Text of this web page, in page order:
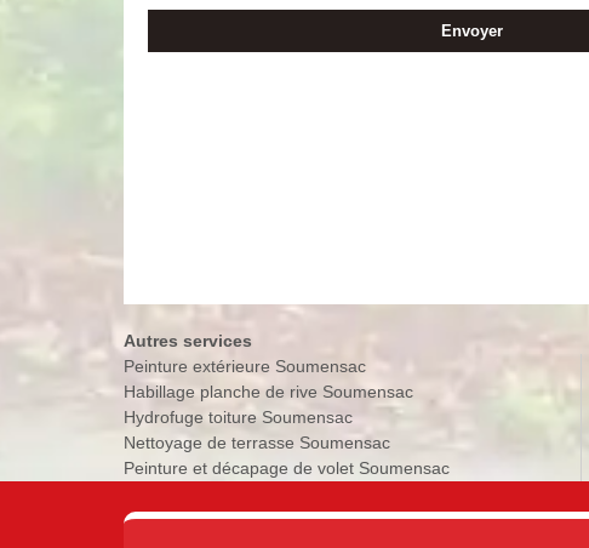
Autres services
Peinture extérieure Soumensac
Habillage planche de rive Soumensac
Hydrofuge toiture Soumensac
Nettoyage de terrasse Soumensac
Peinture et décapage de volet Soumensac